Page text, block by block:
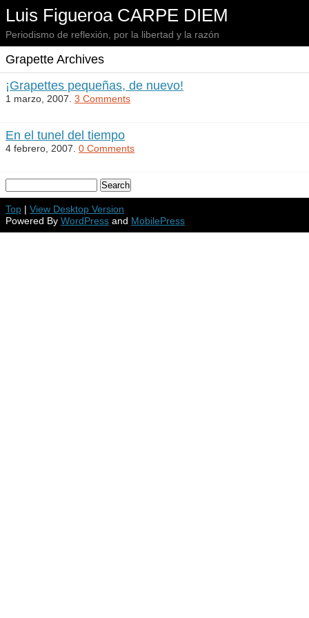
Luis Figueroa CARPE DIEM
Periodismo de reflexión, por la libertad y la razón
Grapette Archives
¡Grapettes pequeñas, de nuevo!
1 marzo, 2007. 3 Comments
En el tunel del tiempo
4 febrero, 2007. 0 Comments
Top | View Desktop Version
Powered By WordPress and MobilePress